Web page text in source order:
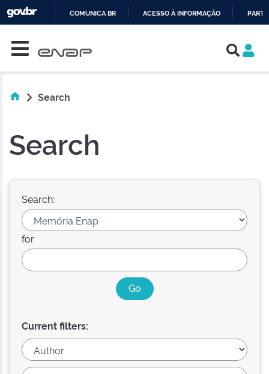
COMUNICA BR ACESSO À INFORMAÇÃO
Search
Search
Search:
for
Current filters: